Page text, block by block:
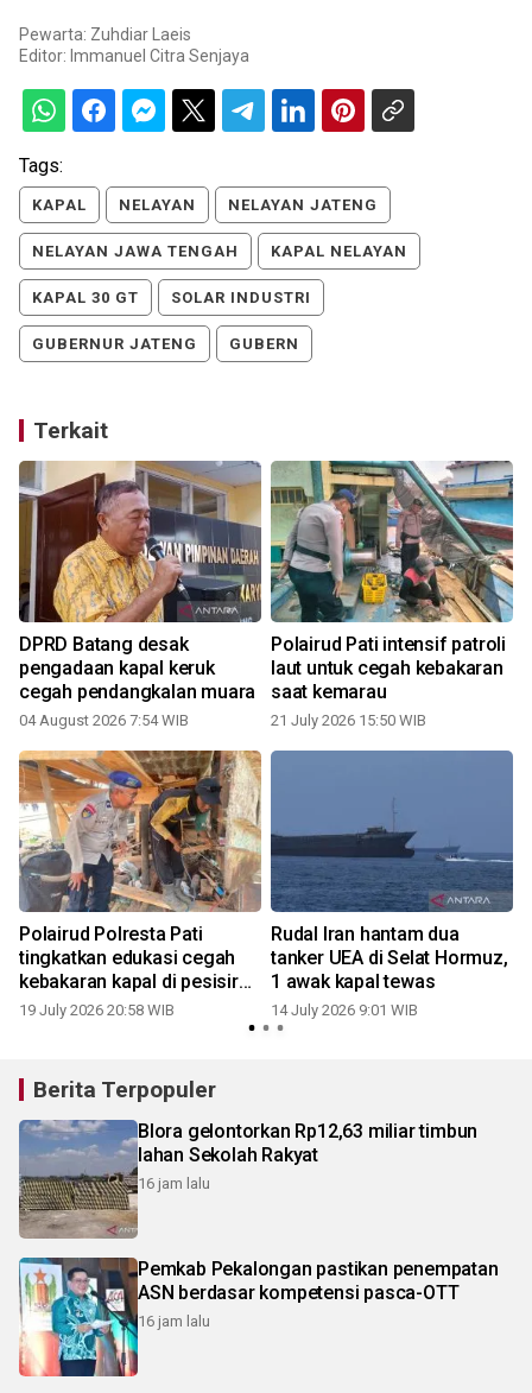
Pewarta: Zuhdiar Laeis
Editor: Immanuel Citra Senjaya
Tags:
KAPAL NELAYAN NELAYAN JATENG
NELAYAN JAWA TENGAH KAPAL NELAYAN
KAPAL 30 GT SOLAR INDUSTRI
GUBERNUR JATENG GUBERN
Terkait
DPRD Batang desak
pengadaan kapal keruk
cegah pendangkalan muara
04 August 2026 7:54 WIB
Polairud Pati intensif patroli
laut untuk cegah kebakaran
saat kemarau
21 July 2026 15:50 WIB
Polairud Polresta Pati
tingkatkan edukasi cegah
kebakaran kapal di pesisir
Juwana
19 July 2026 20:58 WIB
Rudal Iran hantam dua
tanker UEA di Selat Hormuz,
1 awak kapal tewas
14 July 2026 9:01 WIB
Berita Terpopuler
Blora gelontorkan Rp12,63 miliar timbun
lahan Sekolah Rakyat
16 jam lalu
Pemkab Pekalongan pastikan penempatan
ASN berdasar kompetensi pasca-OTT
16 jam lalu